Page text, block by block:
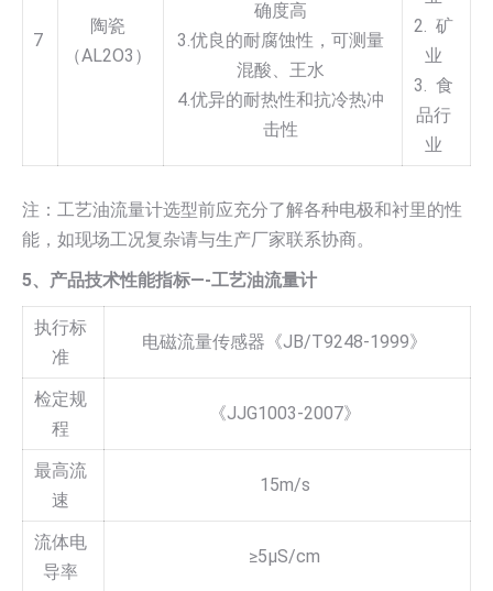
7
陶瓷
（AL2O3）
确度高
3.优良的耐腐蚀性，可测量
混酸、王水
4.优异的耐热性和抗冷热冲
击性
2. 矿
业
3. 食
品行
业
注：工艺油流量计选型前应充分了解各种电极和衬里的性
能，如现场工况复杂请与生产厂家联系协商。
5、产品技术性能指标—-工艺油流量计
执行标
准
电磁流量传感器《JB/T9248-1999》
检定规
程
《JJG1003-2007》
最高流
速
15m/s
流体电
导率
≥5µS/cm